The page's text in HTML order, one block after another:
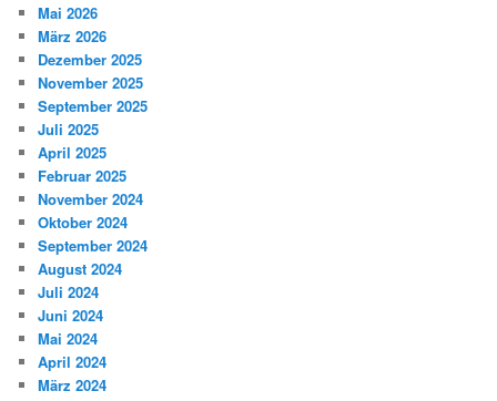
Mai 2026
März 2026
Dezember 2025
November 2025
September 2025
Juli 2025
April 2025
Februar 2025
November 2024
Oktober 2024
September 2024
August 2024
Juli 2024
Juni 2024
Mai 2024
April 2024
März 2024